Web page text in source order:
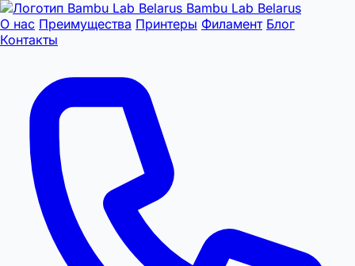
Bambu Lab Belarus
О нас Преимущества Принтеры Филамент Блог
Контакты